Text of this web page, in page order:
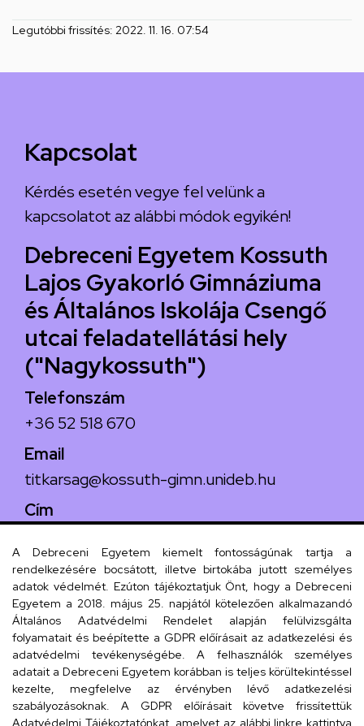
Legutóbbi frissítés: 2022. 11. 16. 07:54
Kapcsolat
Kérdés esetén vegye fel velünk a
kapcsolatot az alábbi módok egyikén!
Debreceni Egyetem Kossuth
Lajos Gyakorló Gimnáziuma
és Általános Iskolája Csengő
utcai feladatellátási hely
("Nagykossuth")
Telefonszám
+36 52 518 670
Email
titkarsag@kossuth-gimn.unideb.hu
Cím
Szervezeti telefonkönyv
UD telefonkönyv
A Debreceni Egyetem kiemelt fontosságúnak tartja a
rendelkezésére bocsátott, illetve birtokába jutott személyes
adatok védelmét. Ezúton tájékoztatjuk Önt, hogy a Debreceni
Egyetem a 2018. május 25. napjától kötelezően alkalmazandó
Általános Adatvédelmi Rendelet alapján felülvizsgálta
folyamatait és beépítette a GDPR előírásait az adatkezelési és
adatvédelmi tevékenységébe. A felhasználók személyes
adatait a Debreceni Egyetem korábban is teljes körültekintéssel
kezelte, megfelelve az érvényben lévő adatkezelési
szabályozásoknak. A GDPR előírásait követve frissítettük
Adatvédelmi Tájékoztatónkat, amelyet az alábbi linkre kattintva